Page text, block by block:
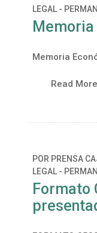
LEGAL -
Memoria
Read More
POR PRENSA
LEGAL -
Formato